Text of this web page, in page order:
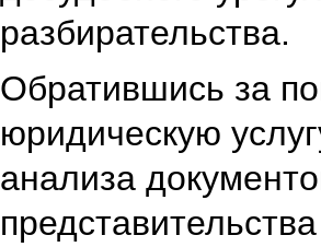
разбирательства.
Обратившись за
юридическую
анализа